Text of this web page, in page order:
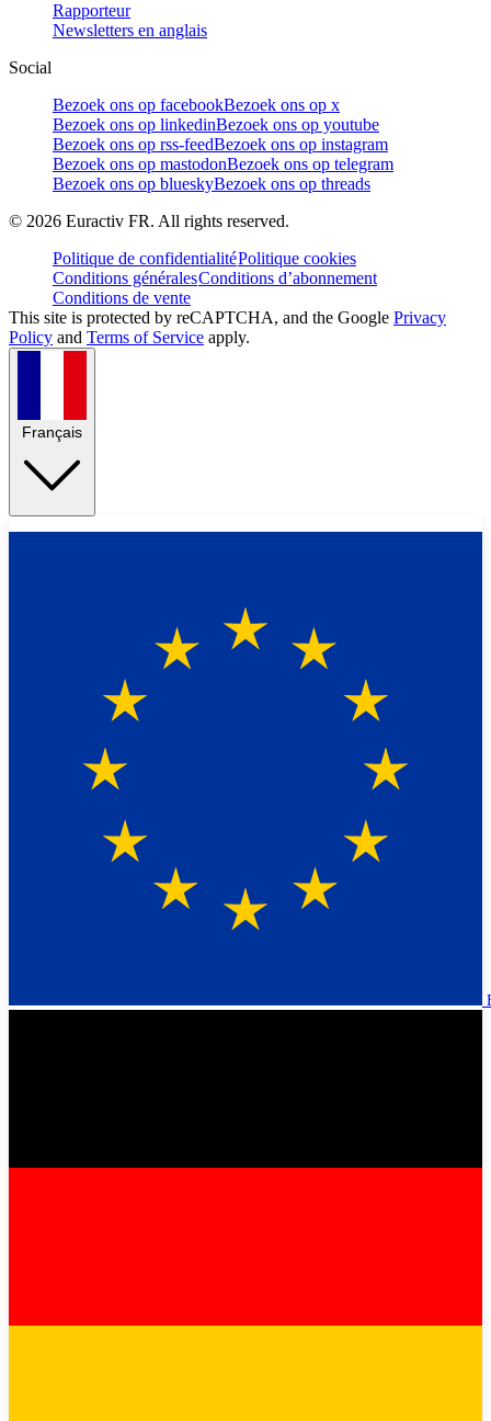
Rapporteur
Newsletters en anglais
Social
Bezoek ons op facebookBezoek ons op x
Bezoek ons op linkedinBezoek ons op youtube
Bezoek ons op rss-feedBezoek ons op instagram
Bezoek ons op mastodonBezoek ons op telegram
Bezoek ons op blueskyBezoek ons op threads
© 2026 Euractiv FR. All rights reserved.
Politique de confidentialitéPolitique cookies
Conditions généralesConditions d’abonnement
Conditions de vente
This site is protected by reCAPTCHA, and the Google Privacy
Policy and Terms of Service apply.
Français